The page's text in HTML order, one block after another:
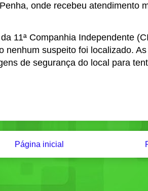
, onde recebeu atendimento
11ª Companhia Independente
nenhum suspeito foi localizado.
de segurança do local para
Página inicial